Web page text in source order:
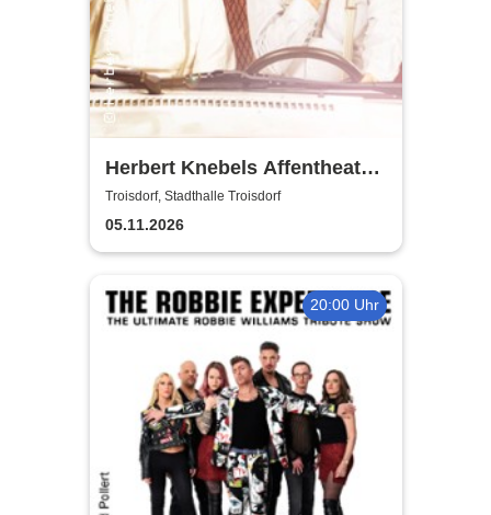
Herbert Knebels Affentheater
- Voll Karacho!
Troisdorf, Stadthalle Troisdorf
05.11.2026
20:00 Uhr